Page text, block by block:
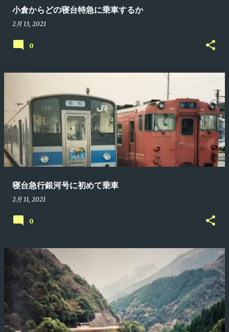
小倉からどの寝台特急に乗車するか
2月 13, 2021
0
寝台急行銀河号に初めて乗車
2月 11, 2021
0